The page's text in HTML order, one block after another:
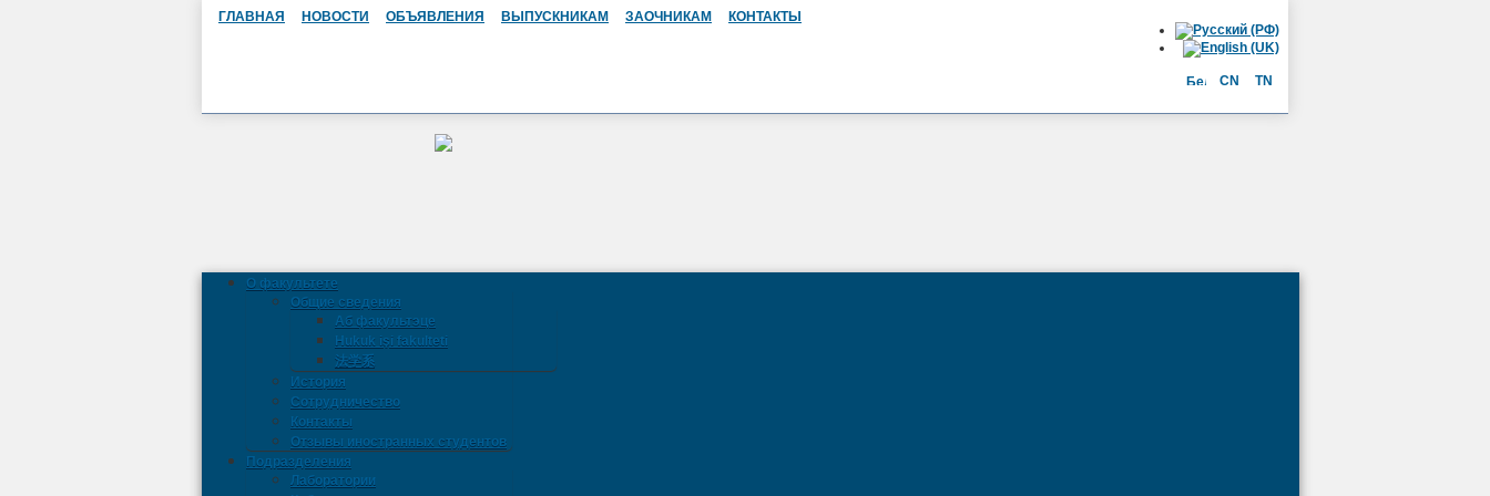
ГЛАВНАЯ НОВОСТИ ОБЪЯВЛЕНИЯ ВЫПУСКНИКАМ ЗАОЧНИКАМ КОНТАКТЫ
О факультете
Общие сведения
Аб факультэце
Hukuk işi fakulteti
法学系
История
Сотрудничество
Контакты
Отзывы иностранных студентов
Подразделения
Лаборатории